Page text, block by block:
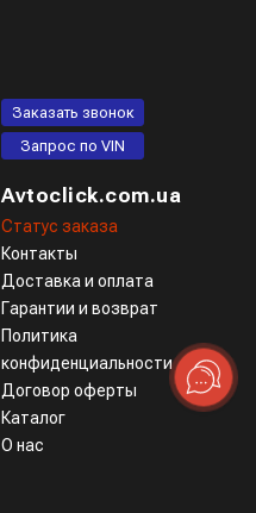
Заказать звонок
Запрос по VIN
Avtoclick.com.ua
Статус заказа
Контакты
Доставка и оплата
Гарантии и возврат
Политика
конфиденциальности
Договор оферты
Каталог
О нас